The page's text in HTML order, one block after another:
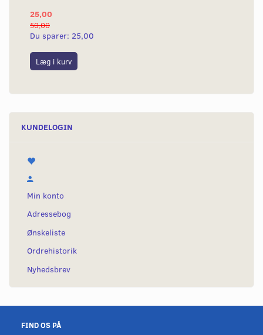
25,00
50,00
Du sparer: 25,00
Læg i kurv
KUNDELOGIN
Min konto
Adressebog
Ønskeliste
Ordrehistorik
Nyhedsbrev
FIND OS PÅ